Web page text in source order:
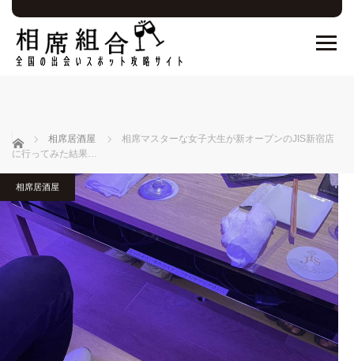
ホーム 相席居酒屋
相席マスターな女子大生が新オープンのJIS新宿店
に行ってみた結果…
相席居酒屋